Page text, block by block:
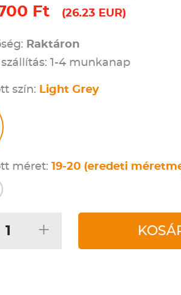
Ft (26.23 EUR)
Raktáron
1-4 munkanap
szín: Light Grey
méret: 19-20 (eredeti
+